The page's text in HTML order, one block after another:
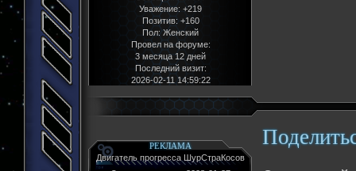
Уважение: +219
Позитив: +160
Пол:Женский
Провел на форуме:
3 месяца 12 дней
Последний визит:
2026-02-11 14:59:22
РЕКЛАМА
Двигатель прогресса ШурСтраКосов